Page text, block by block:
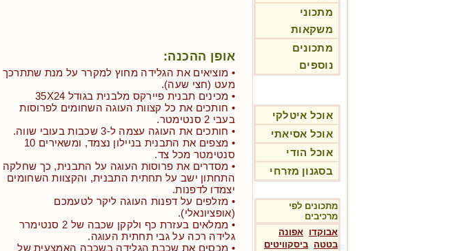
מתכוני
משקאות
מתכונים
נוספים
אוכל איטלקי
אוכל אסיאתי
אוכל הודי
בסגנון מזרחי
מתכונים לפי
מרכיבים
אבוקדו אפונה
בטטה ביסקוויטים
אופן ההכנה:
• מוציאים את הגלידה מחוץ למקרר על מנת שתתרכך
מעט (חצי שעה).
• מכינים תבנית פיירקס מלבנית בגודל 35X24
• חותכים את כל קצוות העוגה השחומים לפרוסות
בעבי 2 סנטימטר.
• חותכים את העוגה עצמה ל-3 שכבות בעובי שווה.
• מצפים את התבנית בניילון נצמד, ומשאירים 10
סנטימטר מכל צד.
• מסדרים את פרוסות העוגה על התבנית, כך שחלקה
התחתון ישב על תחתית התבנית, והקצוות השחומים
יצמדו לדפנות.
• מזלפים על דפנות העוגה ליקר לטעמכם
(אופציונאלי).
• ממלאים בעזרת כף ולקקן שכבה של 2 סנטימרר
גלידה רכה על גבי תחתית העוגה.
• מכסים את שכבת הגלידה בשכבה האמצעית של